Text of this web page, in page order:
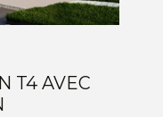
T4 AVEC